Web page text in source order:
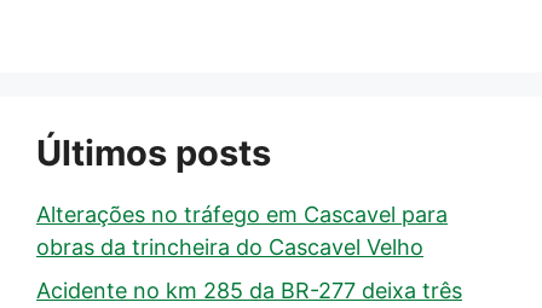
Últimos posts
Alterações no tráfego em Cascavel para
obras da trincheira do Cascavel Velho
Acidente no km 285 da BR-277 deixa três